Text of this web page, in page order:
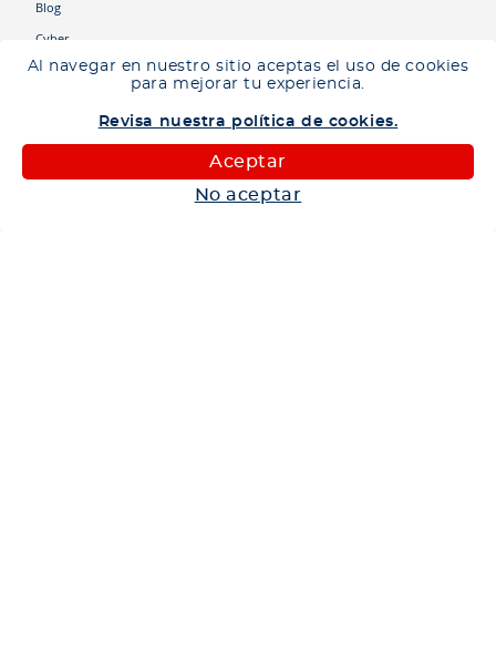
Al navegar en nuestro sitio aceptas el uso de cookies
para mejorar tu experiencia.
Revisa nuestra política de cookies.
Aceptar
No aceptar
Blog
Cyber